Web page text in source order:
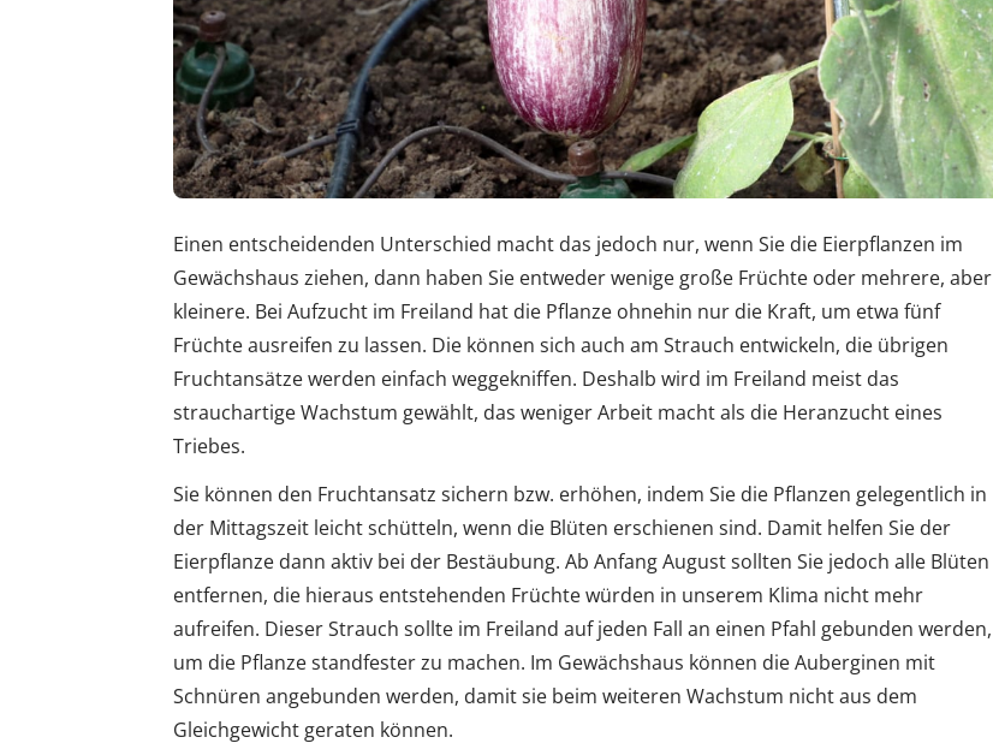
Einen entscheidenden Unterschied macht das jedoch nur, wenn Sie die Eierpflanzen im
Gewächshaus ziehen, dann haben Sie entweder wenige große Früchte oder mehrere, aber
kleinere. Bei Aufzucht im Freiland hat die Pflanze ohnehin nur die Kraft, um etwa fünf
Früchte ausreifen zu lassen. Die können sich auch am Strauch entwickeln, die übrigen
Fruchtansätze werden einfach weggekniffen. Deshalb wird im Freiland meist das
strauchartige Wachstum gewählt, das weniger Arbeit macht als die Heranzucht eines
Triebes.
Sie können den Fruchtansatz sichern bzw. erhöhen, indem Sie die Pflanzen gelegentlich in
der Mittagszeit leicht schütteln, wenn die Blüten erschienen sind. Damit helfen Sie der
Eierpflanze dann aktiv bei der Bestäubung. Ab Anfang August sollten Sie jedoch alle Blüten
entfernen, die hieraus entstehenden Früchte würden in unserem Klima nicht mehr
aufreifen. Dieser Strauch sollte im Freiland auf jeden Fall an einen Pfahl gebunden werden,
um die Pflanze standfester zu machen. Im Gewächshaus können die Auberginen mit
Schnüren angebunden werden, damit sie beim weiteren Wachstum nicht aus dem
Gleichgewicht geraten können.